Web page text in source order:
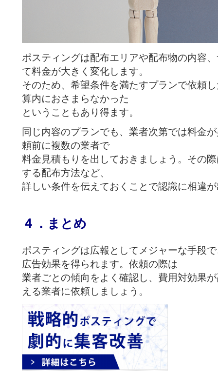
ポスティングは配布エリアや配布物の内容
て料金が大きく変化します。
そのため、希望条件を満たすプランで依頼
算内におさまらなかった
ということもあり得ます。
同じ内容のプランでも、業者次第では料金
頼前に複数の業者で
料金見積もりを出しておきましょう。 その
する配布方法など、
詳しい条件を伝えておくことで認識に相違
４．まとめ
ポスティングは広報としてメジャーな手段
広告効果を得られます。 依頼の際は
業者ごとの傾向をよく確認し、 費用対効果
える業者に依頼しましょう。